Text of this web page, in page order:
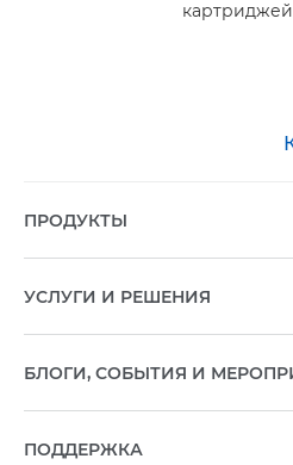
ПРОДУКТЫ
УСЛУГИ И РЕШЕНИЯ
БЛОГИ, СОБЫТИЯ И
ПОДДЕРЖКА